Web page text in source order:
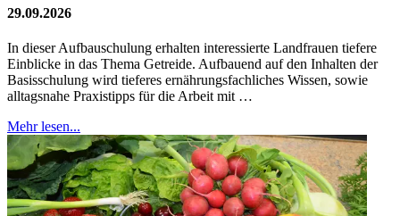
29.09.2026
In dieser Aufbauschulung erhalten interessierte Landfrauen tiefere
Einblicke in das Thema Getreide. Aufbauend auf den Inhalten der
Basisschulung wird tieferes ernährungsfachliches Wissen, sowie
alltagsnahe Praxistipps für die Arbeit mit …
Mehr lesen...